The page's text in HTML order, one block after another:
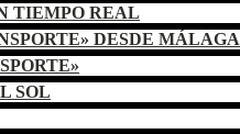
TIEMPO REAL
DESDE MÁLAGA
SOL